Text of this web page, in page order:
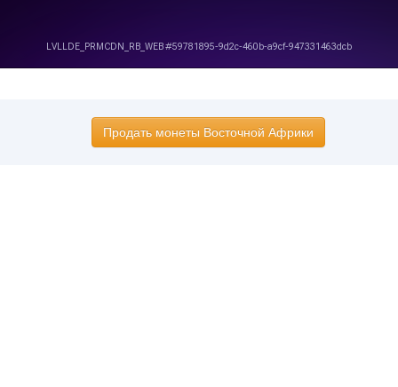
Продать монеты Восточной Африки